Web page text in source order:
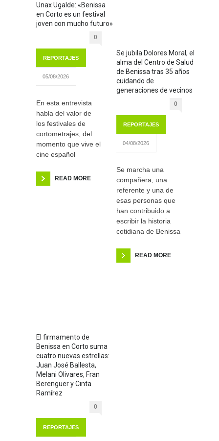
Unax Ugalde: «Benissa
en Corto es un festival
joven con mucho futuro»
0
REPORTAJES
05/08/2026
En esta entrevista
habla del valor de
los festivales de
cortometrajes, del
momento que vive el
cine español
READ MORE
Se jubila Dolores Moral, el
alma del Centro de Salud
de Benissa tras 35 años
cuidando de
generaciones de vecinos
0
REPORTAJES
04/08/2026
Se marcha una
compañera, una
referente y una de
esas personas que
han contribuido a
escribir la historia
cotidiana de Benissa
READ MORE
El firmamento de
Benissa en Corto suma
cuatro nuevas estrellas:
Juan José Ballesta,
Melani Olivares, Fran
Berenguer y Cinta
Ramírez
0
REPORTAJES